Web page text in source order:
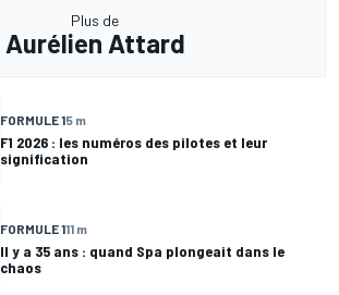
Plus de
Aurélien Attard
FORMULE 15 m
F1 2026 : les numéros des pilotes et leur
signification
FORMULE 111 m
Il y a 35 ans : quand Spa plongeait dans le
chaos